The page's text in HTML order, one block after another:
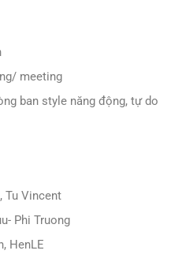
meeting
ban style năng động, tự do
Tu Vincent
Phi Truong
HenLE